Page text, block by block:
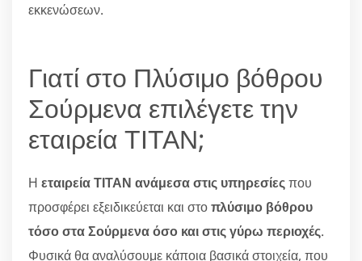
εκκενώσεων.
Γιατί στο Πλύσιμο βόθρου
Σούρμενα επιλέγετε την
εταιρεία ΤΙΤΑΝ;
Η εταιρεία ΤΙΤΑΝ ανάμεσα στις υπηρεσίεςπου
προσφέρει εξειδικεύεται και στοπλύσιμο βόθρου
τόσο στα Σούρμενα όσο και στις γύρω περιοχές.
Φυσικά θα αναλύσουμε κάποια βασικά στοιχεία, που